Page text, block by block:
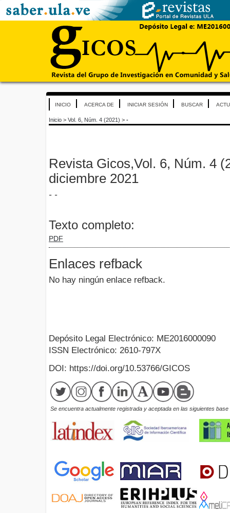
INICIO ACERCA DE INICIAR SESIÓN BUSCAR
Inicio > Vol. 6, Núm. 4 (2021) > -
Revista Gicos,Vol. 6, Núm. 4
diciembre 2021
- -
Texto completo:
PDF
Enlaces refback
No hay ningún enlace refback.
Depósito Legal Electrónico: ME2016000090
ISSN Electrónico: 2610-797X
DOI: https://doi.org/10.53766/GICOS
Se encuentra actualmente registrada y aceptada en las siguientes